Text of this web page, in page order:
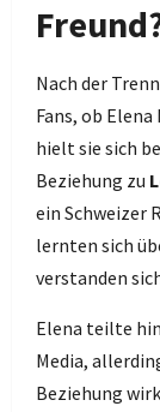
Nach der
Fans, ob
hielt sie sich
Beziehung zu
ein Schweizer
lernten sich
verstanden
Elena teilte
Media,
Beziehung